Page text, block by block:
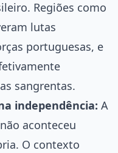
Regiões como
lutas
portuguesas, e
sangrentas.
independência: A
aconteceu
O contexto